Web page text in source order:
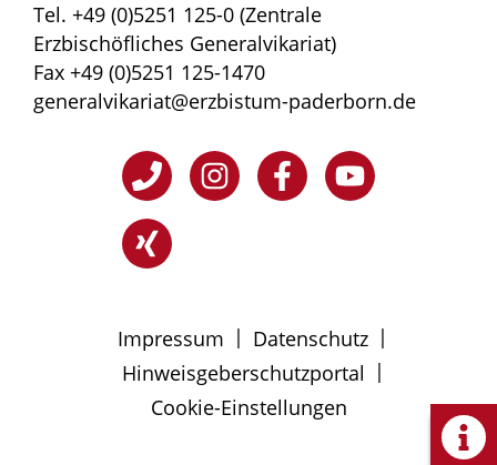
Tel. +49 (0)5251 125-0 (Zentrale
Erzbischöfliches Generalvikariat)
Fax +49 (0)5251 125-1470
generalvikariat@erzbistum-paderborn.de
Impressum | Datenschutz |
Hinweisgeberschutzportal |
Cookie-Einstellungen